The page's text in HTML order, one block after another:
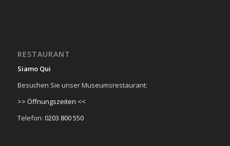
RESTAURANT
Siamo Qui
Besuchen Sie unser Museumsrestaurant:
>> Öffnungszeiten <<
Telefon: 0203 800 550